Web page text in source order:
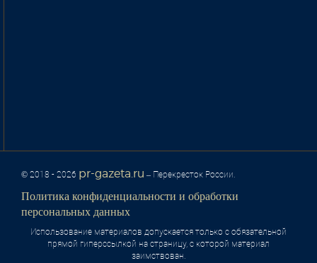
© 2018 - 2026 pr-gazeta.ru – Перекресток России.
Политика конфиденциальности и обработки
персональных данных
Использование материалов допускается только с обязательной
прямой гиперссылкой на страницу, с которой материал
заимствован.